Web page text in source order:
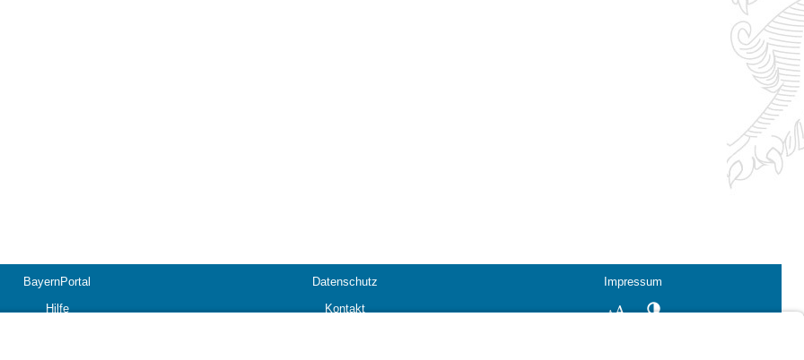
BayernPortal Datenschutz
Impressum
Hilfe Kontakt SchriftgrößeKontrastwechsel